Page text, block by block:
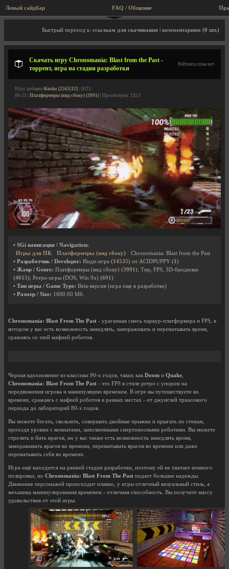
Левый сайдбар FAQ / Общение
Описание игры, торрент, скриншоты, видео
Быстрый переход к: ссылкам для скачивания комментариям (0 шт.)
Скачать игру Chronomania: Blast from the Past -
торрент, игра на стадии разработки
Рейтинга пока нет
Игру добавил Kusko [2563|32] | 2022-
08-23 | Платформеры (вид сбоку) (3991) | Просмотров: 1353
• SGi навигация / Navigation:
Игры для ПК
Платформеры (вид сбоку)
Chronomania: Blast from the Past
• Разработчик / Developer: Инди-игра (14535) от ACIDPUPPY (1)
• Жанр / Genre: Платформеры (вид сбоку) (3991); Тир, FPS, 3D-бродилки
(4015); Ретро-игры (DOS, Win 9x) (691)
• Тип игры / Game Type: Beta-версия (игра еще в разработке)
• Размер / Size: 1600.00 Мб.
Chronomania: Blast From The Past - ураганная смесь паркур-платформера и FPS, в
котором у вас есть возможность замедлять, замораживать и перематывать время,
сражаясь со злой мафией роботов.
Черпая вдохновение из классики 90-х годов, таких как Doom и Quake
Chronomania: Blast From The Past - это FPS в стиле ретро с упором на
передвижения игрока и манипуляцию временем. В игре вы путешествуете во
времени, сражаясь с мафией роботов в разных местах - от джунглей триасового
периода до лабораторий 80-х годов.
Вы можете бегать, скользить, совершать двойные прыжки и прыгать по стенам,
проходя уровни с комнатами, заполненными смертоносными роботами. Вы можете
стрелять и бить врагов, но у вас также есть возможность замедлять время,
замораживать врагов во времени, перематывать врагов во времени или даже
перематывать себя во времени.
Игра ещё находится на ранней стадии разработки, поэтому ей не хватает немного
полировки, но Chronomania: Blast From The Past подает большие надежды.
Движение персонажей происходит плавно, у игры отличный визуальный стиль, а
механика манипулирования временем - отличная способность. Вы получите массу
удовольствия от этой игры.